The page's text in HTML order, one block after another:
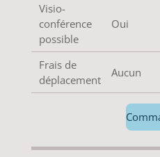
Visio-
conférence
possible
Oui
Frais de
déplacement
Aucun